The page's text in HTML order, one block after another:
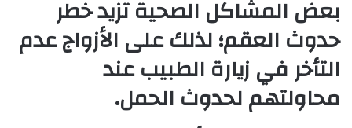
بعض المشاكل الصحية تزيد خطر
حدوث العقم؛ لذلك على الأزواج عدم
التأخر في زيارة الطبيب عند
محاولتهم لحدوث الحمل.